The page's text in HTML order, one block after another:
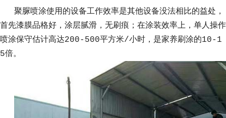
聚脲喷涂使用的设备工作效率是其他设备没法相比的益处，
首先漆膜品格好，涂层腻滑，无刷痕；在涂装效率上，单人操作
喷涂保守估计高达200-500平方米/小时，是家养刷涂的10-1
5倍。